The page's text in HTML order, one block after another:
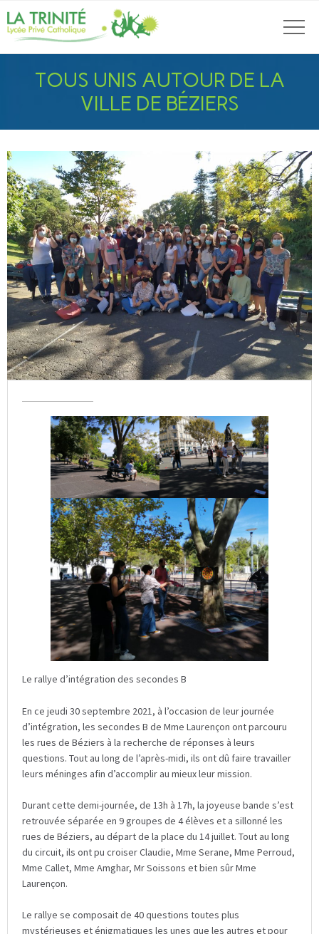
TOUS UNIS AUTOUR DE LA
VILLE DE BÉZIERS
Le rallye d’intégration des secondes B
En ce jeudi 30 septembre 2021, à l’occasion de leur journée
d’intégration, les secondes B de Mme Laurençon ont parcouru
les rues de Béziers à la recherche de réponses à leurs
questions. Tout au long de l’après-midi, ils ont dû faire travailler
leurs méninges afin d’accomplir au mieux leur mission.
Durant cette demi-journée, de 13h à 17h, la joyeuse bande s’est
retrouvée séparée en 9 groupes de 4 élèves et a sillonné les
rues de Béziers, au départ de la place du 14 juillet. Tout au long
du circuit, ils ont pu croiser Claudie, Mme Serane, Mme Perroud,
Mme Callet, Mme Amghar, Mr Soissons et bien sûr Mme
Laurençon.
Le rallye se composait de 40 questions toutes plus
mystérieuses et énigmatiques les unes que les autres et pour